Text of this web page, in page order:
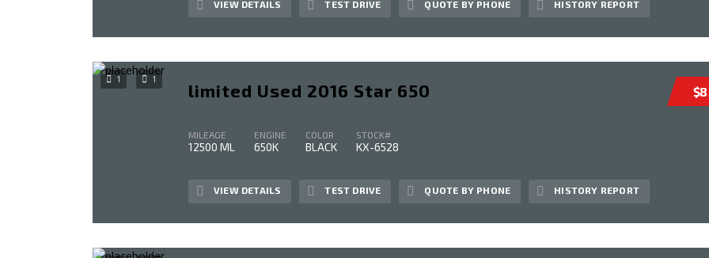
VIEW DETAILS TEST DRIVE QUOTE BY PHONE HISTORY REPORT
1 1
$8
limited Used 2016 Star 650
MILEAGE
12500 ML
ENGINE
650K
COLOR
BLACK
STOCK#
KX-6528
VIEW DETAILS TEST DRIVE QUOTE BY PHONE HISTORY REPORT